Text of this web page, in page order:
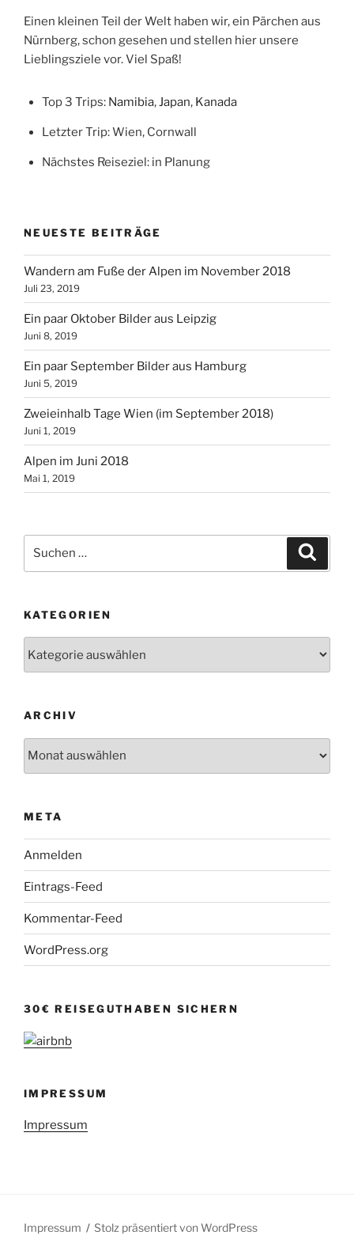
Einen kleinen Teil der Welt haben wir, ein Pärchen aus
Nürnberg, schon gesehen und stellen hier unsere
Lieblingsziele vor. Viel Spaß!
Top 3 Trips: Namibia,Japan, Kanada
Letzter Trip: Wien, Cornwall
Nächstes Reiseziel: in Planung
NEUESTE BEITRÄGE
Wandern am Fuße der Alpen im November 2018
Juli 23, 2019
Ein paar Oktober Bilder aus Leipzig
Juni 8, 2019
Ein paar September Bilder aus Hamburg
Juni 5, 2019
Zweieinhalb Tage Wien (im September 2018)
Juni 1, 2019
Alpen im Juni 2018
Mai 1, 2019
nach:
KATEGORIEN
ARCHIV
META
Anmelden
Eintrags-Feed
Kommentar-Feed
WordPress.org
30€ REISEGUTHABEN SICHERN
IMPRESSUM
Impressum
Impressum Stolz präsentiert von WordPress